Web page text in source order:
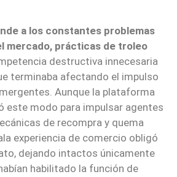
a los constantes problemas
mercado, prácticas de troleo
destructiva innecesaria
terminaba afectando el impulso
Aunque la plataforma
este modo para impulsar agentes
de recompra y quema
experiencia de comercio obligó
dejando intactos únicamente
habilitado la función de